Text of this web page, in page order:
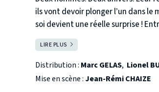
ils vont devoir plonger l’un dans
soi devient une réelle surprise !
nous entraîne dans un tourbillon
s’attache à ces âmes solitaires
surtout, leur complicité naissante
leur place dans ce monde. Cette
LIRE PLUS
Distribution : Marc GELAS, Lionel
Mise en scène :Jean-Rémi CHAIZE